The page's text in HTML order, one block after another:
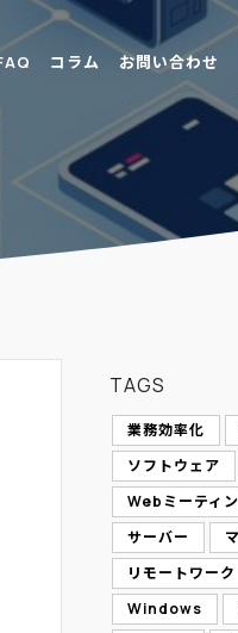
コラム お問い合わせ
TAGS
業務効率化
ソフトウェア
Webミーティ
サーバー
リモートワーク
Windows